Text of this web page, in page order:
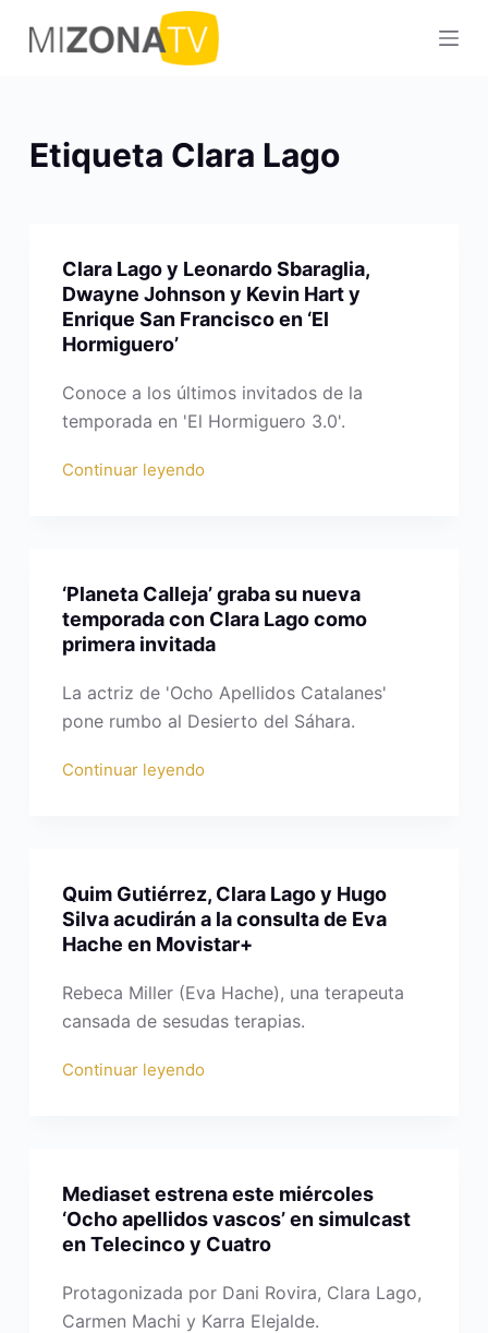
S
a
aEtiqueta Clara Lago
Clara Lago y Leonardo Sbaraglia,
Dwayne Johnson y Kevin Hart y
Enrique San Francisco en ‘El
Hormiguero’
Conoce a los últimos invitados de la
temporada en 'El Hormiguero 3.0'.
Continuar leyendo
‘Planeta Calleja’ graba su nueva
temporada con Clara Lago como
primera invitada
La actriz de 'Ocho Apellidos Catalanes'
pone rumbo al Desierto del Sáhara.
Continuar leyendo
Quim Gutiérrez, Clara Lago y Hugo
Silva acudirán a la consulta de Eva
Hache en Movistar+
Rebeca Miller (Eva Hache), una terapeuta
cansada de sesudas terapias.
Continuar leyendo
Mediaset estrena este miércoles
‘Ocho apellidos vascos’ en simulcast
en Telecinco y Cuatro
Protagonizada por Dani Rovira, Clara Lago,
Carmen Machi y Karra Elejalde.